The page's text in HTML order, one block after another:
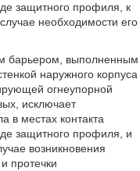
защитного профиля, к
необходимости его
барьером, выполненным
наружного корпуса
огнеупорной
исключает
в местах контакта
защитного профиля, и
возникновения
протечки